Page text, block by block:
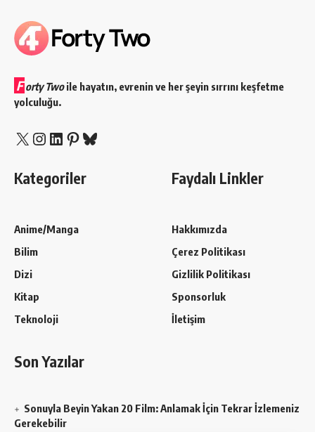
F orty Twoile hayatın, evrenin ve her şeyin sırrını keşfetme
yolculuğu.
X Instagram
LinkedIn
Pinterest
Bluesky
Kategoriler
Anime/Manga
Bilim
Dizi
Kitap
Teknoloji
Faydalı Linkler
Hakkımızda
Çerez Politikası
Gizlilik Politikası
Sponsorluk
İletişim
Son Yazılar
Sonuyla Beyin Yakan 20 Film: Anlamak İçin Tekrar İzlemeniz
Gerekebilir